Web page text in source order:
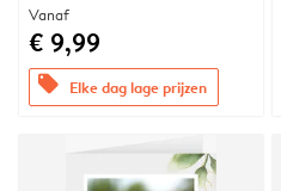
Vanaf
€ 9,99
offers Elke dag lage prijzen